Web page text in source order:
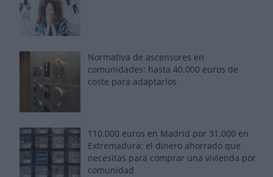
Normativa de ascensores en
comunidades: hasta 40.000 euros de
coste para adaptarlos
110.000 euros en Madrid por 31.000 en
Extremadura: el dinero ahorrado que
necesitas para comprar una vivienda por
comunidad